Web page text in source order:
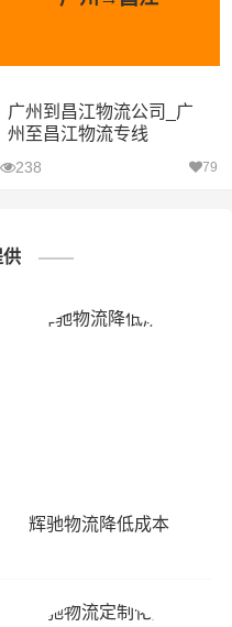
广州到昌江物流公司_广
州至昌江物流专线
238 79
供
辉驰物流降低成本